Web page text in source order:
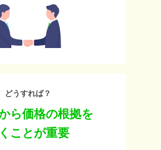
どうすれば？
ら価格の根拠を
ことが重要